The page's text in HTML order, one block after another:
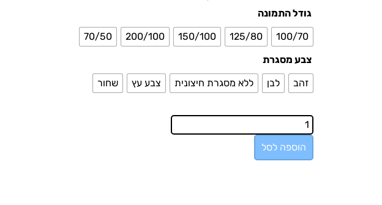
גודל התמונה
100/70
125/80
150/100
200/100
70/50
צבע מסגרת
זהב
לבן ללא מסגרת חיצונית צבע עץ שחור
הוספה לסל